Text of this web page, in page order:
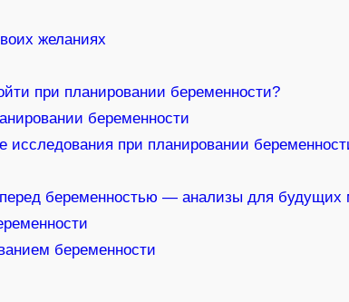
желаниях
при планировании беременности?
беременности
исследования при планировании
беременностью — анализы для будущих
беременности